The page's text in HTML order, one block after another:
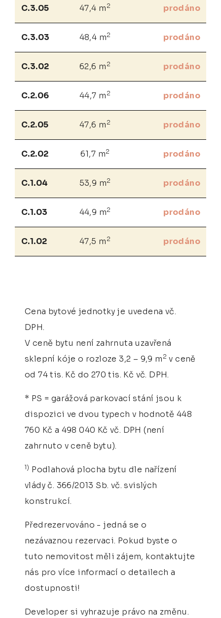
C.3.05 47,4 m 2 prodáno
C.3.03 48,4 m2 prodáno
C.3.02 62,6 m 2 prodáno
C.2.06 44,7 m 2 prodáno
C.2.05 47,6 m 2 prodáno
C.2.02 61,7 m2 prodáno
C.1.04 53,9 m2 prodáno
C.1.03 44,9 m2 prodáno
C.1.02 47,5 m 2 prodáno
Cena bytové jednotky je uvedena vč.
DPH.
V ceně bytu není zahrnuta uzavřená
sklepní kóje o rozloze 3,2 – 9,9 m 2 v ceně
od 74 tis. Kč do 270 tis. Kč vč. DPH.
* PS = garážová parkovací stání jsou k
dispozici ve dvou typech v hodnotě 448
760 Kč a 498 040 Kč vč. DPH (není
zahrnuto v ceně bytu).
1) Podlahová plocha bytu dle nařízení
vlády č. 366/2013 Sb. vč. svislých
konstrukcí.
Předrezervováno - jedná se o
nezávaznou rezervaci. Pokud byste o
tuto nemovitost měli zájem, kontaktujte
nás pro více informací o detailech a
dostupnosti!
Developer si vyhrazuje právo na změnu.